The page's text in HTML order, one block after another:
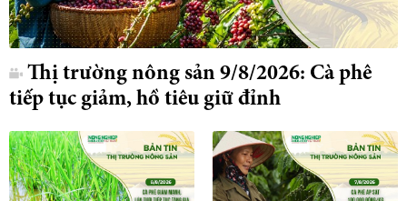
Thị trường nông sản 9/8/2026: Cà phê
tiếp tục giảm, hồ tiêu giữ đỉnh